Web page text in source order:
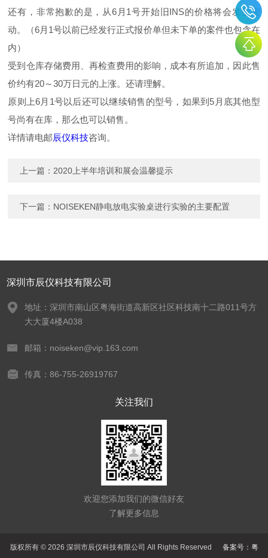
还有，非常抱歉的是，从6月1号开始旧INS的价格将会发生变
动。（6月1号以前已经发行正式报价单但未下单的案件也包含在
内）
受到仓库存储费用、再检查费用的影响，成本有所追加，因此售
价约有20～30万日元的上涨。还请理解。
原则上6月1号以后还可以继续销售的型号，如果到5月底其他型
号尚有在库，那么也可以销售。
详情请电邮辰仪科技咨询。
上一篇： 2020上半年培训和展会温馨提示
下一篇： NOISEKEN静电放电实验桌进行实验的主要配置
深圳市辰仪科技有限公司
地址：深圳市南山区粤海街道高新区社区科技南十二路011号方
大大厦4楼A038
邮箱：noiseken@vip.163.com
传真：86-755-26919767
关注我们
欢迎您添加我们的微信好友
了解更多信息
版权所有 © 2026 深圳市辰仪科技有限公司 All Rights Reserved 备案号：粤